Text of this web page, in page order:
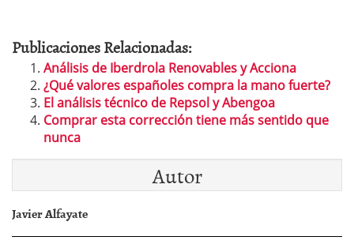
Publicaciones Relacionadas:
Análisis de Iberdrola Renovables y Acciona
¿Qué valores españoles compra la mano fuerte?
El análisis técnico de Repsol y Abengoa
Comprar esta corrección tiene más sentido que
nunca
Autor
Javier Alfayate